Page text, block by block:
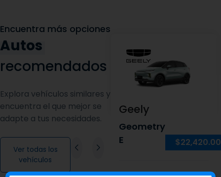
Encuentra más opciones
Autos
recomendados
Explora vehículos similares y
encuentra el que mejor se
adapte a tus necesidades.
Ver todas los
vehículos
Geely
Geometry
E
$22,420.00
PUERTAS PASAJEROS